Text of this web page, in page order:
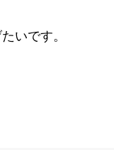
いです。